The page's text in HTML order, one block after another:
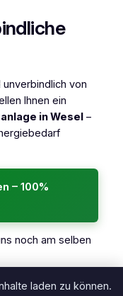
von
Ihnen ein
in Wesel–
– 100%
noch am selben
laden zu können.